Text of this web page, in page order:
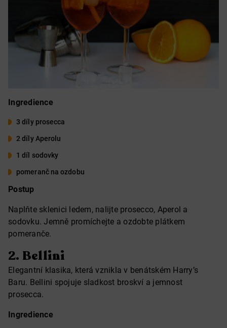
Ingredience
3 díly prosecca
2 díly Aperolu
1 díl sodovky
pomeranč na ozdobu
Postup
Naplňte sklenici ledem, nalijte prosecco, Aperol a
sodovku. Jemně promíchejte a ozdobte plátkem
pomeranče.
2. Bellini
Elegantní klasika, která vznikla v benátském Harry’s
Baru. Bellini spojuje sladkost broskví a jemnost
prosecca.
Ingredience